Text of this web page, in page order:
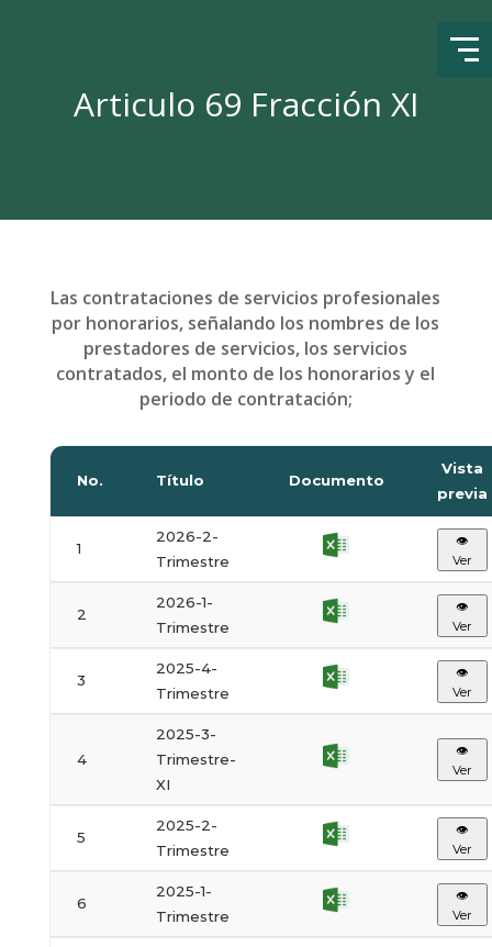
Articulo 69 Fracción XI
Las contrataciones de servicios profesionales
por honorarios, señalando los nombres de los
prestadores de servicios, los servicios
contratados, el monto de los honorarios y el
periodo de contratación;
No. Título Documento
Vista
previa
1
2026-2-
Trimestre
👁
Ver
2
2026-1-
Trimestre
👁
Ver
3
2025-4-
Trimestre
👁
Ver
4
2025-3-
Trimestre-
XI
👁
Ver
5
2025-2-
Trimestre
👁
Ver
6
2025-1-
Trimestre
👁
Ver